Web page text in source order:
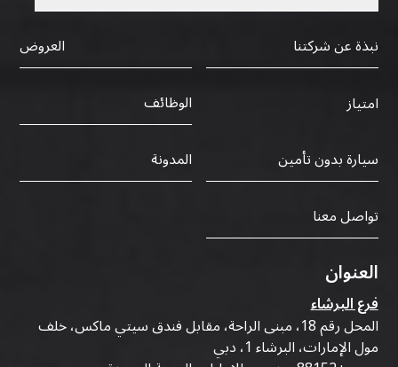
نبذة عن شركتنا
العروض
امتياز
الوظائف
سيارة بدون تأمين
المدونة
تواصل معنا
العنوان
فرع البرشاء
المحل رقم 18، مبنى الراحة، مقابل فندق سيتي ماكس، خلف
مول الإمارات، البرشاء 1، دبي